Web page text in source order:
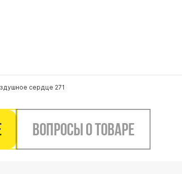
сердце 271
Вопросы о товаре